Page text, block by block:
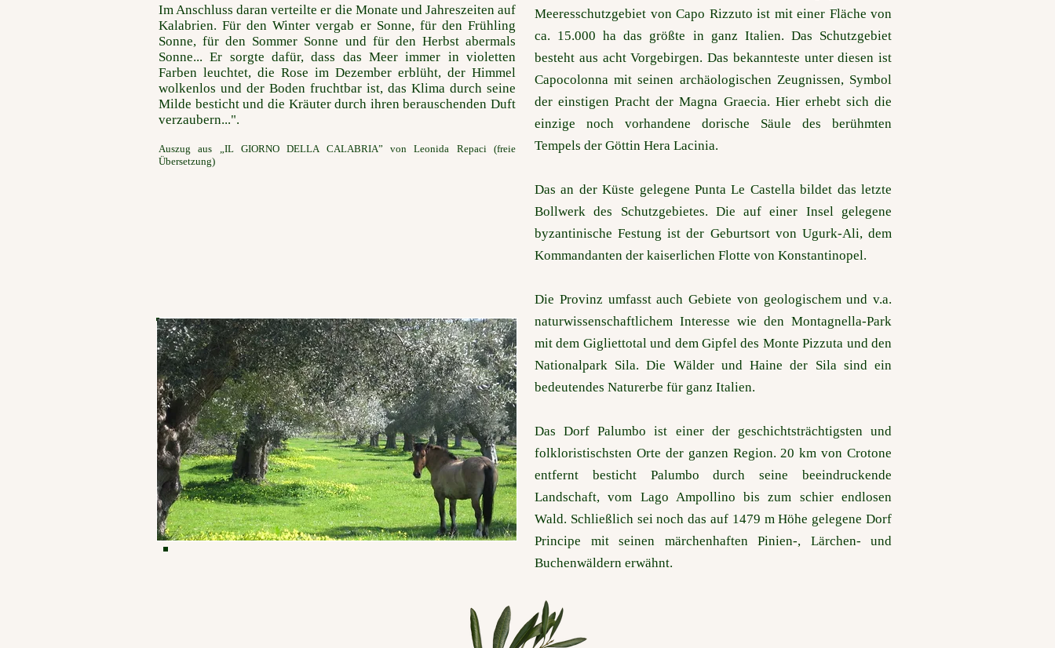
Im Anschluss daran verteilte er die Monate und Jahreszeiten auf
Kalabrien. Für den Winter vergab er Sonne, für den Frühling
Sonne, für den Sommer Sonne und für den Herbst abermals
Sonne... Er sorgte dafür, dass das Meer immer in violetten
Farben leuchtet, die Rose im Dezember erblüht, der Himmel
wolkenlos und der Boden fruchtbar ist, das Klima durch seine
Milde besticht und die Kräuter durch ihren berauschenden Duft
verzaubern...".
Auszug aus „IL GIORNO DELLA CALABRIA” von Leonida Repaci (freie
Übersetzung)
Meeresschutzgebiet von Capo Rizzuto ist mit einer Fläche von
ca. 15.000 ha das größte in ganz Italien. Das Schutzgebiet
besteht aus acht Vorgebirgen. Das bekannteste unter diesen ist
Capocolonna mit seinen archäologischen Zeugnissen, Symbol
der einstigen Pracht der Magna Graecia. Hier erhebt sich die
einzige noch vorhandene dorische Säule des berühmten
Tempels der Göttin Hera Lacinia.
Das an der Küste gelegene Punta Le Castella bildet das letzte
Bollwerk des Schutzgebietes. Die auf einer Insel gelegene
byzantinische Festung ist der Geburtsort von Ugurk-Ali, dem
Kommandanten der kaiserlichen Flotte von Konstantinopel.
Die Provinz umfasst auch Gebiete von geologischem und v.a.
naturwissenschaftlichem Interesse wie den Montagnella-Park
mit dem Gigliettotal und dem Gipfel des Monte Pizzuta und den
Nationalpark Sila. Die Wälder und Haine der Sila sind ein
bedeutendes Naturerbe für ganz Italien.
Das Dorf Palumbo ist einer der geschichtsträchtigsten und
folkloristischsten Orte der ganzen Region. 20 km von Crotone
entfernt besticht Palumbo durch seine beeindruckende
Landschaft, vom Lago Ampollino bis zum schier endlosen
Wald. Schließlich sei noch das auf 1479 m Höhe gelegene Dorf
Principe mit seinen märchenhaften Pinien-, Lärchen- und
Buchenwäldern erwähnt.